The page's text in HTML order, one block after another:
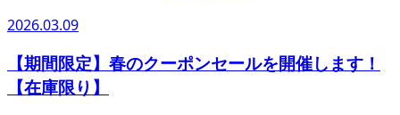
2026.03.09
【期間限定】春のクーポンセールを開催します！
【在庫限り】